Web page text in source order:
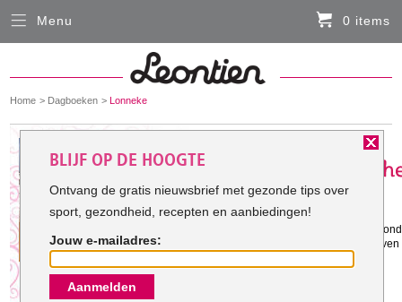
You
here:
Home Dagboeken Lonneke
Gestart met mijn doel: 30-10-2011
ik wil 65 kg wegen omdat ik dan
ik wil meer energie, positief in het
Menu 0 items
Sluiten
HARDLOOPKLEDING
FIETSKLEDING
SERVICE
Inloggen
Contact- en adresgegevens
BLIJF OP DE HOOGTE
Ontvang de gratis nieuwsbrief met gezonde tips over
sport, gezondheid, recepten en aanbiedingen!
Jouw e-mailadres:
Aanmelden